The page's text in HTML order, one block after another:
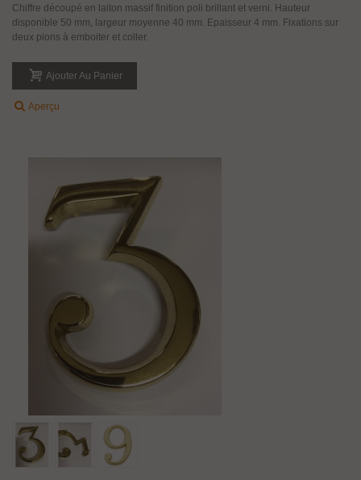
Chiffre découpé en laiton massif finition poli brillant et verni. Hauteur
disponible 50 mm, largeur moyenne 40 mm. Epaisseur 4 mm. Fixations sur
deux pions à emboiter et coller.
Ajouter Au Panier
Aperçu